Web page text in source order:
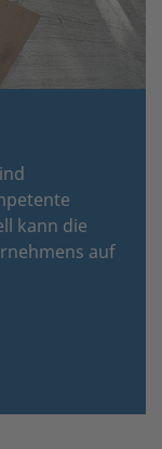
kann die
auf